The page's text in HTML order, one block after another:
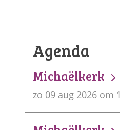
Agenda
Michaëlkerk
zo 09 aug 2026 om